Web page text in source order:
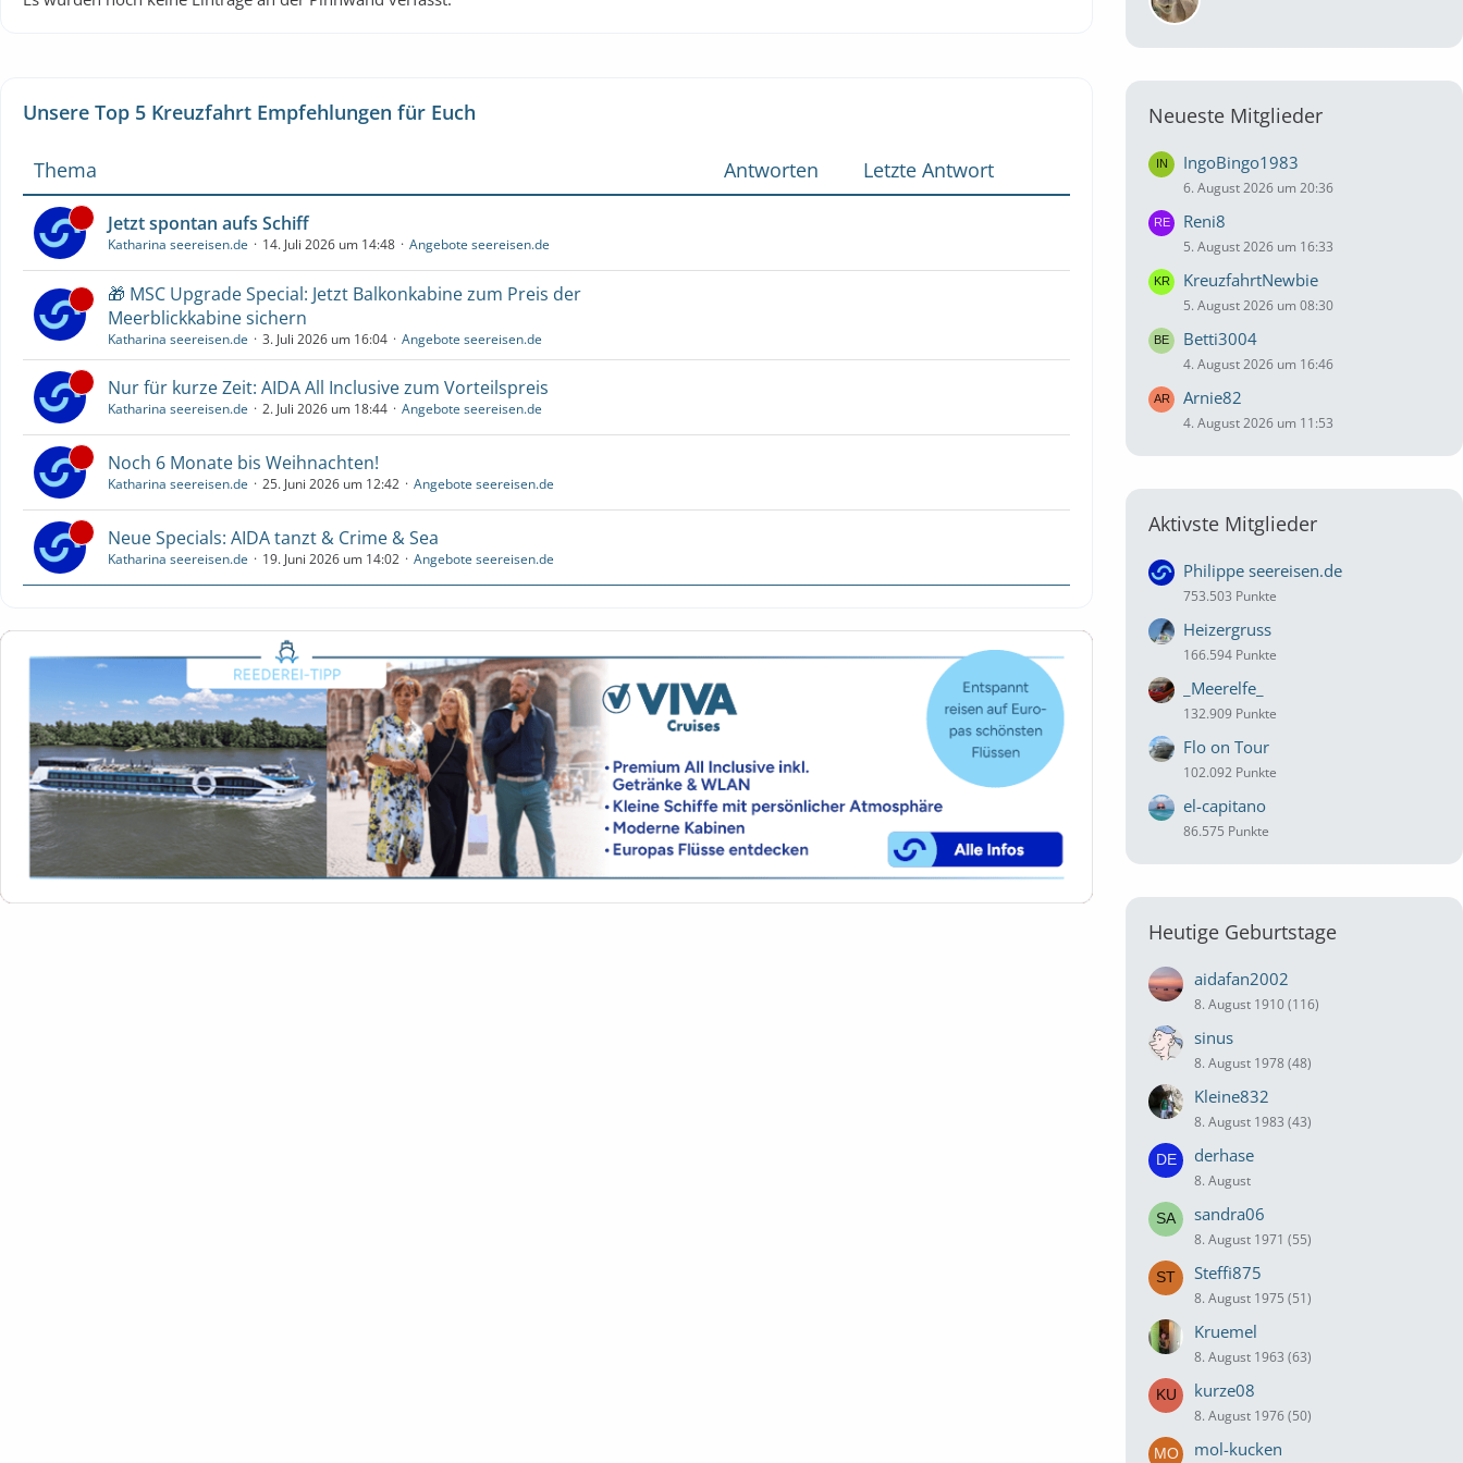
Unsere Top 5 Kreuzfahrt Empfehlungen für Euch
Thema Antworten Letzte Antwort
Jetzt spontan aufs Schiff
Katharina seereisen.de 14. Juli 2026 um 14:48 Angebote seereisen.de
🎁 MSC Upgrade Special: Jetzt Balkonkabine zum Preis der
Meerblickkabine sichern
Katharina seereisen.de 3. Juli 2026 um 16:04 Angebote seereisen.de
Nur für kurze Zeit: AIDA All Inclusive zum Vorteilspreis
Katharina seereisen.de 2. Juli 2026 um 18:44 Angebote seereisen.de
Noch 6 Monate bis Weihnachten!
Katharina seereisen.de 25. Juni 2026 um 12:42 Angebote seereisen.de
Neue Specials: AIDA tanzt & Crime & Sea
Katharina seereisen.de 19. Juni 2026 um 14:02 Angebote seereisen.de
Neueste Mitglieder
IngoBingo1983
6. August 2026 um 20:36
Reni8
5. August 2026 um 16:33
KreuzfahrtNewbie
5. August 2026 um 08:30
Betti3004
4. August 2026 um 16:46
Arnie82
4. August 2026 um 11:53
Aktivste Mitglieder
Philippe seereisen.de
753.503 Punkte
Heizergruss
166.594 Punkte
_Meerelfe_
132.909 Punkte
Flo on Tour
102.092 Punkte
el-capitano
86.575 Punkte
Heutige Geburtstage
aidafan2002
8. August 1910 (116)
sinus
8. August 1978 (48)
Kleine832
8. August 1983 (43)
derhase
8. August
sandra06
8. August 1971 (55)
Steffi875
8. August 1975 (51)
Kruemel
8. August 1963 (63)
kurze08
8. August 1976 (50)
mol-kucken